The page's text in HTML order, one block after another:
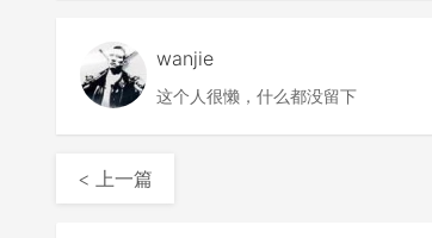
wanjie
这个人很懒，什么都没留下
< 上一篇